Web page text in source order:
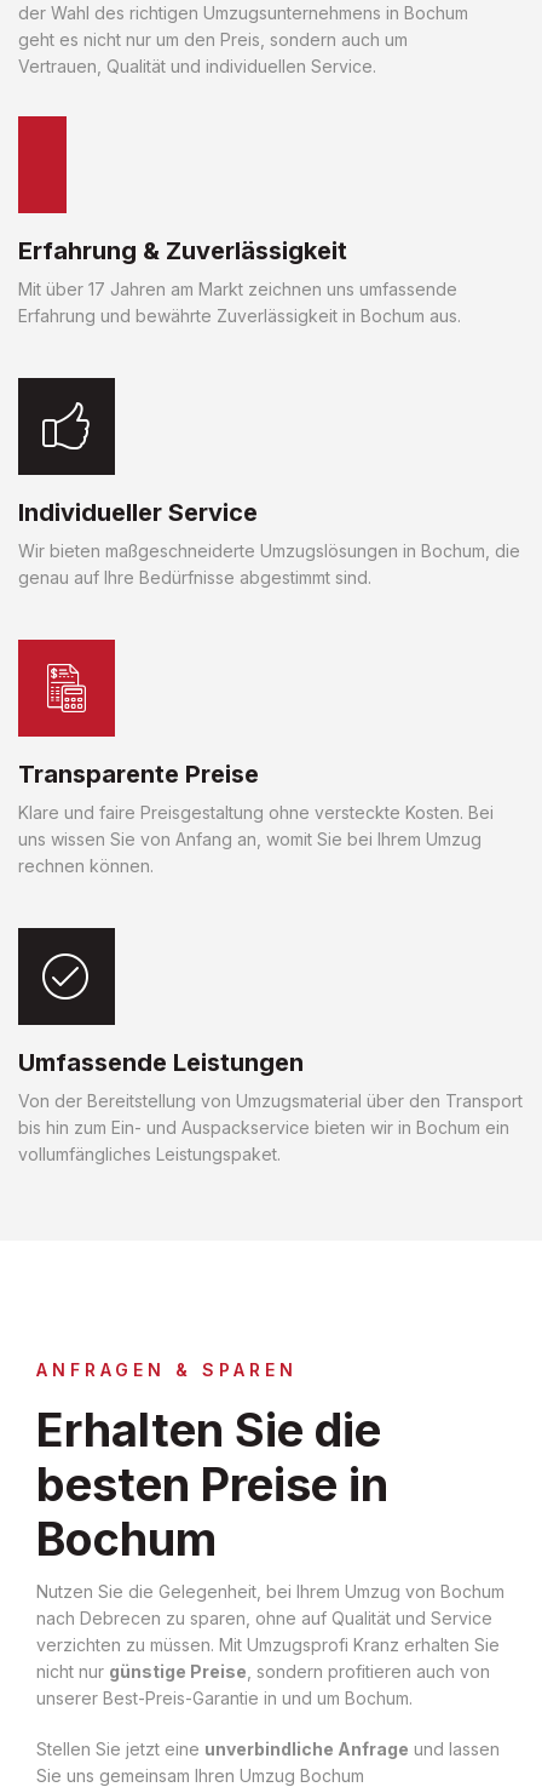
der Wahl des richtigen Umzugsunternehmens in Bochum
geht es nicht nur um den Preis, sondern auch um
Vertrauen, Qualität und individuellen Service.
Erfahrung & Zuverlässigkeit
Mit über 17 Jahren am Markt zeichnen uns umfassende
Erfahrung und bewährte Zuverlässigkeit in Bochum aus.
Individueller Service
Wir bieten maßgeschneiderte Umzugslösungen in Bochum, die
genau auf Ihre Bedürfnisse abgestimmt sind.
Transparente Preise
Klare und faire Preisgestaltung ohne versteckte Kosten. Bei
uns wissen Sie von Anfang an, womit Sie bei Ihrem Umzug
rechnen können.
Umfassende Leistungen
Von der Bereitstellung von Umzugsmaterial über den Transport
bis hin zum Ein- und Auspackservice bieten wir in Bochum ein
vollumfängliches Leistungspaket.
ANFRAGEN & SPAREN
Erhalten Sie die
besten Preise in
Bochum
Nutzen Sie die Gelegenheit, bei Ihrem Umzug von Bochum
nach Debrecen zu sparen, ohne auf Qualität und Service
verzichten zu müssen. Mit Umzugsprofi Kranz erhalten Sie
nicht nur günstige Preise , sondern profitieren auch von
unserer Best-Preis-Garantie in und um Bochum.
Stellen Sie jetzt eine unverbindliche Anfrage und lassen
Sie uns gemeinsam Ihren Umzug Bochum